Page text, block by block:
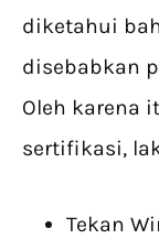
diketahui
disebabkan
Oleh karena
sertifikasi,
Tekan